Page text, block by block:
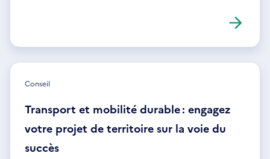
Conseil
Transport et mobilité durable : engagez
votre projet de territoire sur la voie du
succès